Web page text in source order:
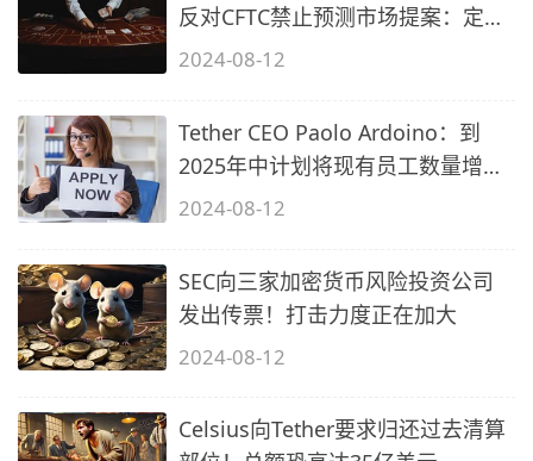
反对CFTC禁止预测市场提案：定义
不明
2024-08-12
Tether CEO Paolo Ardoino：到
2025年中计划将现有员工数量增加
1倍
2024-08-12
SEC向三家加密货币风险投资公司
发出传票！打击力度正在加大
2024-08-12
Celsius向Tether要求归还过去清算